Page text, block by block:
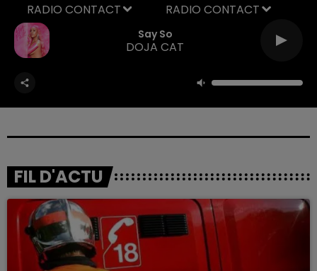
Say So
DOJA CAT
RADIO CONTACT
FIL D'ACTU